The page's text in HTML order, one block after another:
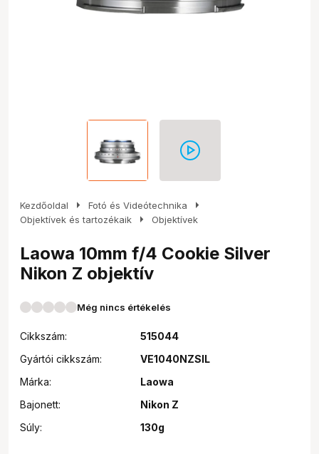
Kezdőoldal arrow_right Fotó és Videótechnika arrow_right
Objektívek és tartozékaik arrow_right Objektívek
Laowa 10mm f/4 Cookie Silver
Nikon Z objektív
Még nincs értékelés
Cikkszám:
515044
Gyártói cikkszám:
VE1040NZSIL
Márka:
Laowa
Bajonett:
Nikon Z
Súly:
130g